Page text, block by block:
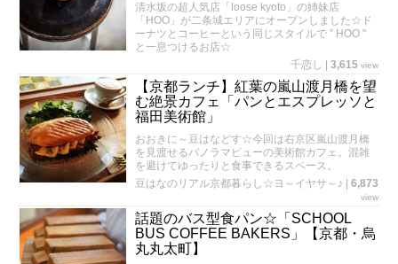
清水坂の超人気店「loose kyoto」の姉妹店
「HOO」が二条城エリアにオープンしました☆ド
ーナツとコーヒーという同じスタイルで ” HOO "
と一息つけるお店☆
千恋し
3,615 view
【京都ランチ】紅葉の嵐山渡月橋を望
む絶景カフェ「パンとエスプレッソと
福田美術館」
おおきに～豆はなどす☆今回は右京区嵐山渡月橋
を見渡せるパノラマビューの美術館カフェ。混雑
を避けてゆったりと食事できるスペース。
豆はなのリアル京都暮らし☆ヨ～イヤサ～♪
6,873
view
話題のバス型食パン☆「SCHOOL
BUS COFFEE BAKERS」【京都・烏
丸丸太町】